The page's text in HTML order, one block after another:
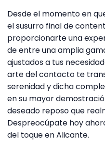
Desde el momento en
el susurro final de
proporcionarte una
de entre una amplia
ajustados a tus
arte del contacto te
serenidad y dicha
en su mayor
deseado reposo que
Despreocúpate hoy
del toque en Alicante.